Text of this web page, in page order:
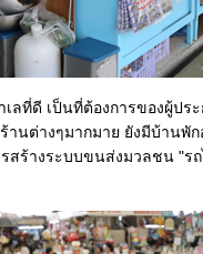
เลที่ดี เป็นที่ต้องการของผู้ป
นต่างๆมากมาย ยังมีบ้านพั
สร้างระบบขนส่งมวลชน "ร